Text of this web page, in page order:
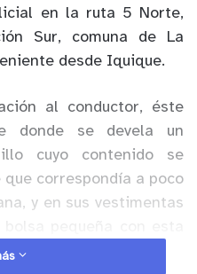
en la ruta 5 Norte,
Sur, comuna de La
desde Iquique.
al conductor, éste
donde se devela un
cuyo contenido se
correspondía a poco
y en sus vestimentas